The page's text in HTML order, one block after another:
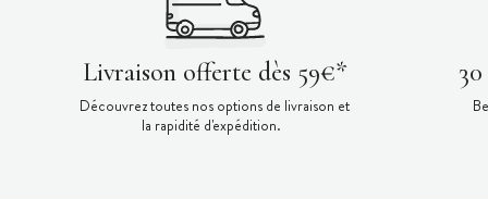
Livraison offerte dès 59€*
Découvrez toutes nos options de livraison et
la rapidité d'expédition.